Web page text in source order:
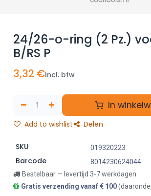
24/26-o-ring (2 Pz.)
B/RS P
3,32 €Incl. btw
In
Add to wishlist Delen
SKU 019320223
Barcode
8014230624044
Bestelbaar — levertijd 3-7 werkdagen
Gratis verzending vanaf € 100